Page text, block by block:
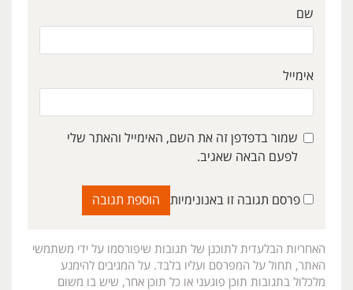
שם
אימייל
שמור בדפדפן זה את השם, האימייל והאתר שלי
לפעם הבאה שאגיב.
פרסם תגובה זו באנונימיות
האחריות הבלעדית לתוכנן של תגובות שיפורסמו על ידי משתמשי
האתר, תחול על המפרסם ועליו בלבד. על המגיבים להימנע
מלכלול בתגובות תוכן פוגעני או כל תוכן אחר, שיש בו משום